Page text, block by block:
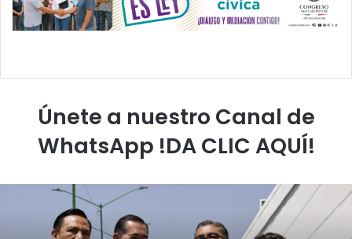
Únete a nuestro Canal de
WhatsApp !DA CLIC AQUÍ!